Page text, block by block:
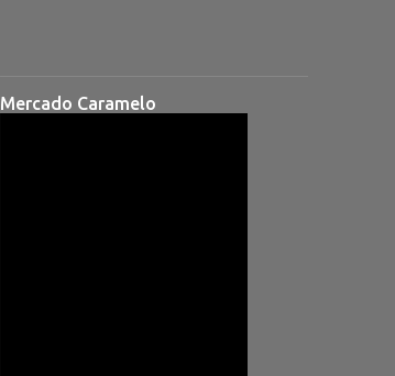
Mercado Caramelo